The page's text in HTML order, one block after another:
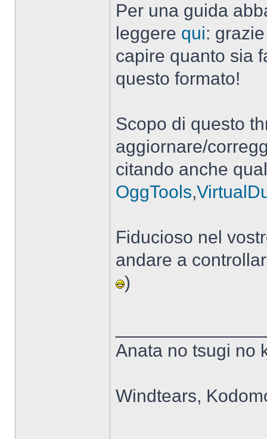
Per una guida
leggere qui:
capire quanto sia
questo formato!
Scopo di questo
aggiornare/
citando anche
OggTools,
Fiducioso nel
andare a
)
Anata no tsugi no
Windtears,